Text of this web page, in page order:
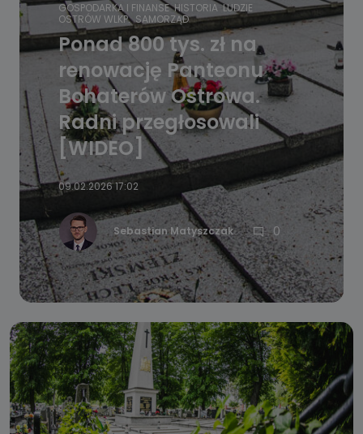
GOSPODARKA I FINANSE HISTORIA LUDZIE
OSTRÓW WLKP. SAMORZĄD
Ponad 800 tys. zł na
renowację Panteonu
Bohaterów Ostrowa.
Radni przegłosowali
[WIDEO]
09.02.2026 17:02
Sebastian Matyszczak 0